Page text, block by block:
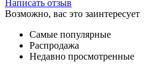
Написать отзыв
Возможно, вас это заинтересует
Самые популярные
Распродажа
Недавно просмотренные